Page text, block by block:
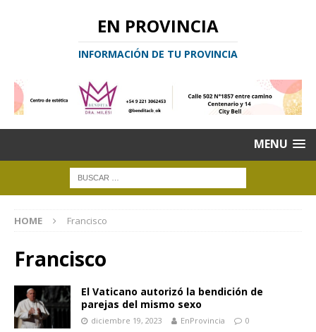
EN PROVINCIA
INFORMACIÓN DE TU PROVINCIA
MENU
HOME Francisco
Francisco
El Vaticano autorizó la bendición de
parejas del mismo sexo
diciembre 19, 2023 EnProvincia 0